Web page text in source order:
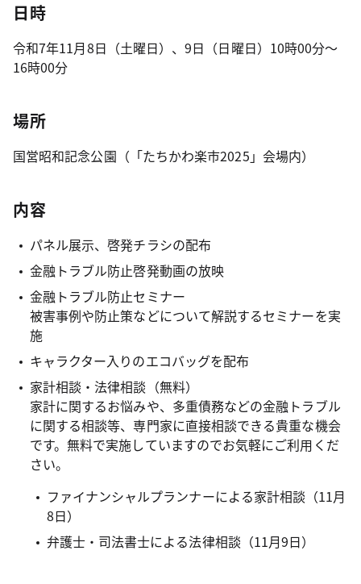
日時
令和7年11月8日（土曜日）、9日（日曜日）10時00分～
16時00分
場所
国営昭和記念公園（「たちかわ楽市2025」会場内）
内容
パネル展示、啓発チラシの配布
金融トラブル防止啓発動画の放映
金融トラブル防止セミナー
被害事例や防止策などについて解説するセミナーを実
施
キャラクター入りのエコバッグを配布
家計相談・法律相談（無料）
家計に関するお悩みや、多重債務などの金融トラブル
に関する相談等、専門家に直接相談できる貴重な機会
です。無料で実施していますのでお気軽にご利用くだ
さい。
ファイナンシャルプランナーによる家計相談（11月
8日）
弁護士・司法書士による法律相談（11月9日）